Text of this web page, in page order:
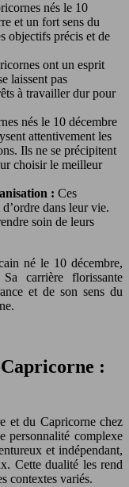
nés le 10
et un fort sens du
objectifs précis et de
ont un esprit
laissent pas
à travailler dur pour
nés le 10 décembre
attentivement les
Ils ne se précipitent
choisir le meilleur
: Ces
dans leur vie.
soin de leurs
né le 10 décembre,
carrière florissante
et de son sens du
:
et du Capricorne chez
personnalité complexe
et indépendant,
Cette dualité les rend
contextes variés.